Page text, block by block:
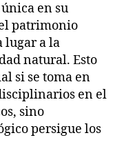
en su
patrimonio
lugar a la
natural. Esto
si se toma en
en el
sino
persigue los